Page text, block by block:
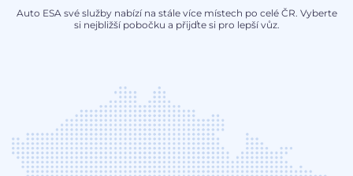
Auto ESA své služby nabízí na stále více místech po celé ČR. Vyberte
si nejbližší pobočku a přijďte si pro lepší vůz.